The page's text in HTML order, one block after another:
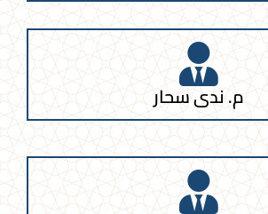
م. ندى سحار